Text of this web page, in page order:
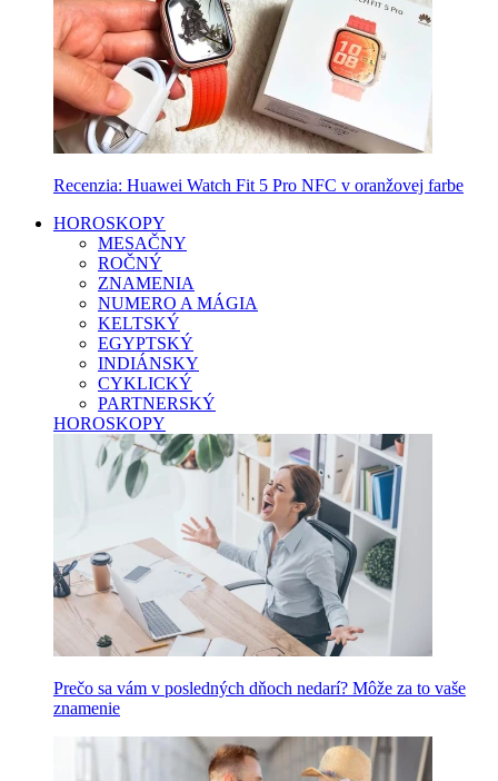
Recenzia: Huawei Watch Fit 5 Pro NFC v oranžovej farbe
HOROSKOPY
MESAČNY
ROČNÝ
ZNAMENIA
NUMERO A MÁGIA
KELTSKÝ
EGYPTSKÝ
INDIÁNSKY
CYKLICKÝ
PARTNERSKÝ
HOROSKOPY
Prečo sa vám v posledných dňoch nedarí? Môže za to vaše
znamenie